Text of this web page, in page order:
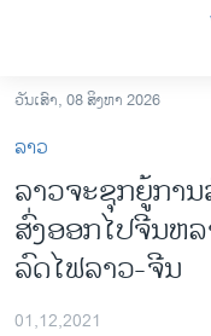
ເຂົ້າ
ຫາ
ຂ້າມ
ຂ້າມ
ໄປ
ຫາ
ຊອກ
ອາເມຣິກາ
ການເລືອກຕັ້ງ ປະທານາທີ
ວັນເສົາ, 08 ສິງຫາ 2026
ລາວ
ລາວຈະຊຸກຍູ້ກາ
ສົ່ງອອກໄປຈີນຫ
ລົດໄຟລາວ-ຈີນ
01,12,2021